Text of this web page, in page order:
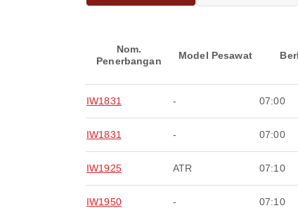
Nom.
Penerbangan
Model Pesawat
IW1831 - 07:00
IW1831 - 07:00
IW1925 ATR 07:10
IW1950 - 07:10